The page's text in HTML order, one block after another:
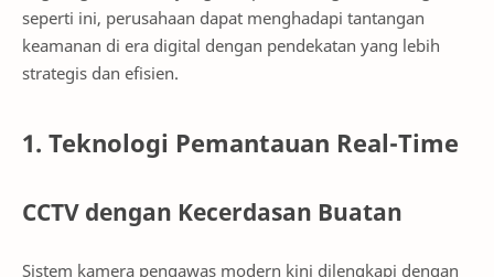
seperti ini, perusahaan dapat menghadapi tantangan
keamanan di era digital dengan pendekatan yang lebih
strategis dan efisien.
1. Teknologi Pemantauan Real-Time
CCTV dengan Kecerdasan Buatan
Sistem kamera pengawas modern kini dilengkapi dengan